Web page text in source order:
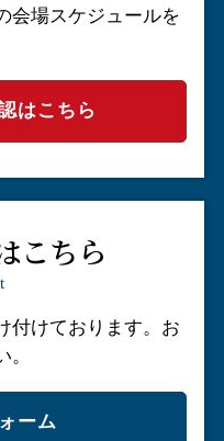
会場スケジュールを
はこちら
こちら
けております。 お
ーム